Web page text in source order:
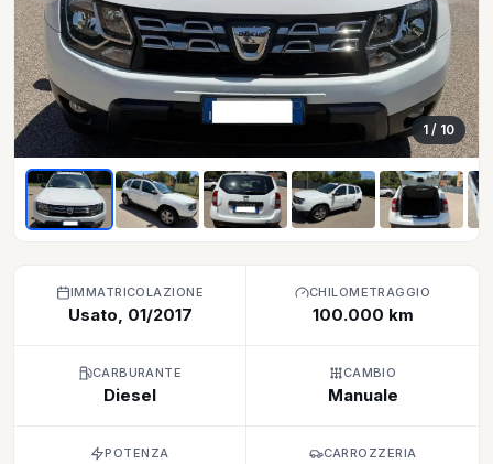
1 / 10
IMMATRICOLAZIONE
Usato, 01/2017
CHILOMETRAGGIO
100.000 km
CARBURANTE
Diesel
CAMBIO
Manuale
POTENZA CARROZZERIA